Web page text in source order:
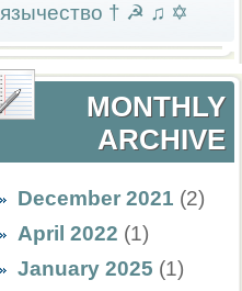
язычество † ☭ ♫ ✡
MONTHLY
ARCHIVE
December 2021 (2)
April 2022 (1)
January 2025 (1)